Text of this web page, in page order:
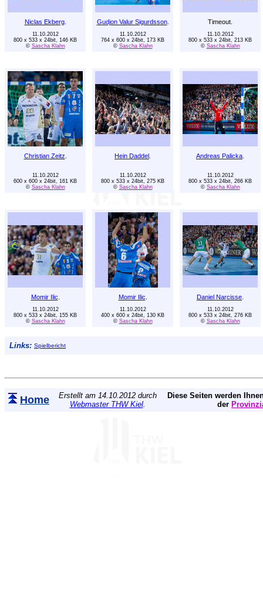
Niclas Ekberg. Gudjon Valur Sigurdsson. Timeout.
11.10.2012
800 x 533 x 24bit, 146 KB
© Sascha Klahn
11.10.2012
764 x 600 x 24bit, 173 KB
© Sascha Klahn
11.10.2012
800 x 533 x 24bit, 213 KB
© Sascha Klahn
Christian Zeitz Hein Daddel Andreas Palicka
11.10.2012
600 x 600 x 24bit, 161 KB
© Sascha Klahn
11.10.2012
800 x 533 x 24bit, 275 KB
© Sascha Klahn
11.10.2012
800 x 533 x 24bit, 266 KB
© Sascha Klahn
Momir Ilic Momir Ilic Daniel Narcisse
11.10.2012
800 x 533 x 24bit, 155 KB
© Sascha Klahn
11.10.2012
400 x 600 x 24bit, 130 KB
© Sascha Klahn
11.10.2012
800 x 533 x 24bit, 276 KB
© Sascha Klahn
Links: Spielbericht
Home
Erstellt am 14.10.2012 durch
Webmaster THW Kiel.
Diese Seiten werden
der